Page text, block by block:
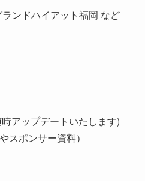
ンドハイアット福岡 など
アップデートいたします)
スポンサー資料）